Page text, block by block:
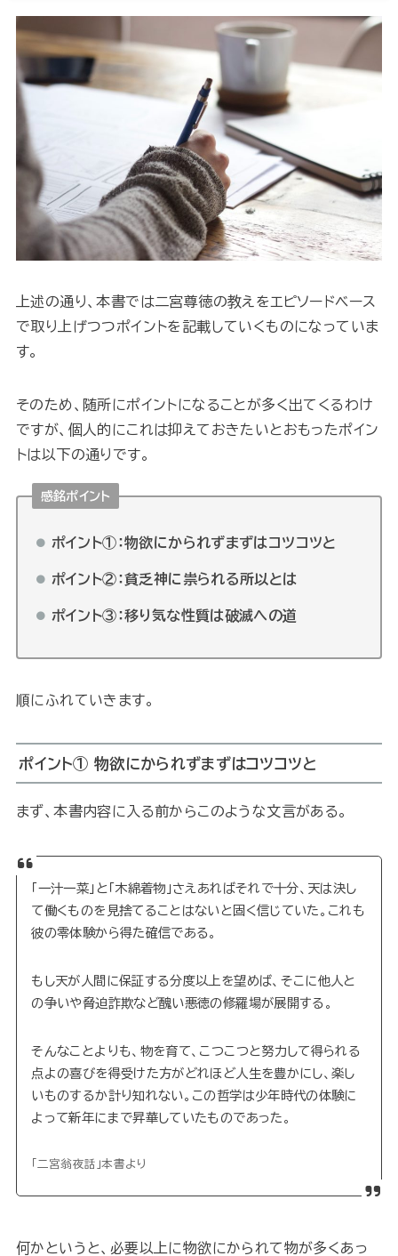
上述の通り、本書では二宮尊徳の教えをエピソードベース
で取り上げつつポイントを記載していくものになっていま
す。
そのため、随所にポイントになることが多く出てくるわけ
ですが、個人的にこれは抑えておきたいとおもったポイン
トは以下の通りです。
感銘ポイント
ポイント①：物欲にかられずまずはコツコツと
ポイント②：貧乏神に祟られる所以とは
ポイント③：移り気な性質は破滅への道
順にふれていきます。
ポイント①物欲にかられずまずはコツコツと
まず、本書内容に入る前からこのような文言がある。
「一汁一菜」と「木綿着物」さえあればそれで十分、天は決し
て働くものを見捨てることはないと固く信じていた。これも
彼の零体験から得た確信である。
もし天が人間に保証する分度以上を望めば、そこに他人と
の争いや脅迫詐欺など醜い悪徳の修羅場が展開する。
そんなことよりも、物を育て、こつこつと努力して得られる
点よの喜びを得受けた方がどれほど人生を豊かにし、楽し
いものするか計り知れない。この哲学は少年時代の体験に
よって新年にまで昇華していたものであった。
「二宮翁夜話」本書より
何かというと、必要以上に物欲にかられて物が多くあっ